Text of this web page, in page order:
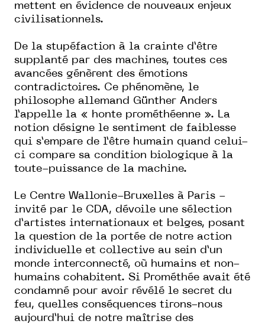
mettent en évidence de nouveaux enjeux
civilisationnels.
De la stupéfaction à la crainte d’être
supplanté par des machines, toutes ces
avancées génèrent des émotions
contradictoires. Ce phénomène, le
philosophe allemand Günther Anders
l’appelle la « honte prométhéenne ». La
notion désigne le sentiment de faiblesse
qui s’empare de l’être humain quand celui-
ci compare sa condition biologique à la
toute-puissance de la machine.
Le Centre Wallonie-Bruxelles à Paris -
invité par le CDA, dévoile une sélection
d’artistes internationaux et belges, posant
la question de la portée de notre action
individuelle et collective au sein d’un
monde interconnecté, où humains et non-
humains cohabitent. Si Prométhée avait été
condamné pour avoir révélé le secret du
feu, quelles conséquences tirons-nous
aujourd’hui de notre maîtrise des